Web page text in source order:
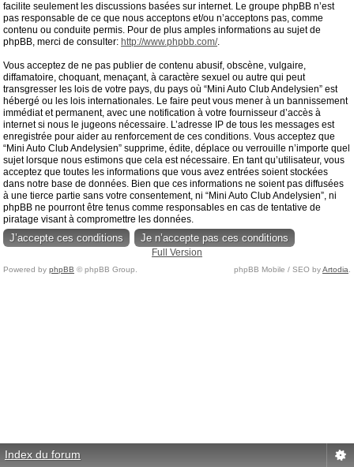
facilite seulement les discussions basées sur internet. Le groupe phpBB n’est
pas responsable de ce que nous acceptons et/ou n’acceptons pas, comme
contenu ou conduite permis. Pour de plus amples informations au sujet de
phpBB, merci de consulter: http://www.phpbb.com/.
Vous acceptez de ne pas publier de contenu abusif, obscène, vulgaire,
diffamatoire, choquant, menaçant, à caractère sexuel ou autre qui peut
transgresser les lois de votre pays, du pays où “Mini Auto Club Andelysien” est
hébergé ou les lois internationales. Le faire peut vous mener à un bannissement
immédiat et permanent, avec une notification à votre fournisseur d’accès à
internet si nous le jugeons nécessaire. L’adresse IP de tous les messages est
enregistrée pour aider au renforcement de ces conditions. Vous acceptez que
“Mini Auto Club Andelysien” supprime, édite, déplace ou verrouille n’importe quel
sujet lorsque nous estimons que cela est nécessaire. En tant qu’utilisateur, vous
acceptez que toutes les informations que vous avez entrées soient stockées
dans notre base de données. Bien que ces informations ne soient pas diffusées
à une tierce partie sans votre consentement, ni “Mini Auto Club Andelysien”, ni
phpBB ne pourront être tenus comme responsables en cas de tentative de
piratage visant à compromettre les données.
Full Version
Powered by phpBB © phpBB Group. phpBB Mobile / SEO byArtodia
Index du forum